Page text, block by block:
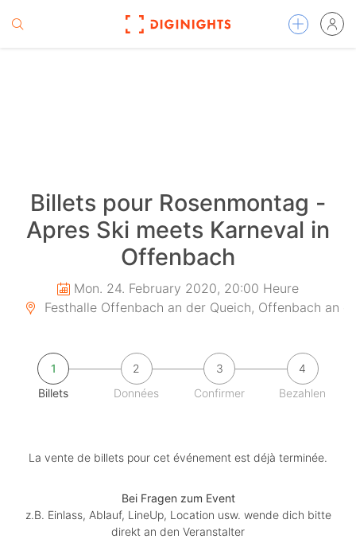
Billets pour Rosenmontag -
Apres Ski meets Karneval in
Offenbach
Mon. 24. February 2020, 20:00 Heure
Festhalle Offenbach an der Queich, Offenbach an
1
Billets
2
Données
3
Confirmer
4
Bezahlen
La vente de billets pour cet événement est déjà terminée.
Bei Fragen zum Event
z.B. Einlass, Ablauf, LineUp, Location usw. wende dich bitte
direkt an den Veranstalter